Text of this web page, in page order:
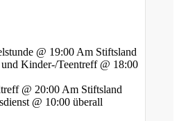
@ 19:00 Am Stiftsland
Kinder-/Teentreff @ 18:00
@ 20:00 Am Stiftsland
@ 10:00 überall